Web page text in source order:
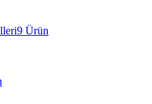
9 Ürün